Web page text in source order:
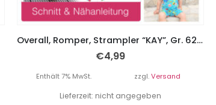
Overall, Romper, Strampler “KAY”, Gr. 62 – 104
€4,99
Enthält 7% MwSt. zzgl.Versand
Lieferzeit: nicht angegeben